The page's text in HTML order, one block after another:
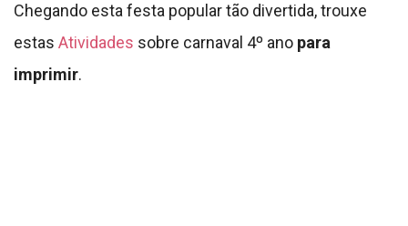
Chegando esta festa popular tão divertida, trouxe
estas Atividades sobre carnaval 4º ano para
imprimir.